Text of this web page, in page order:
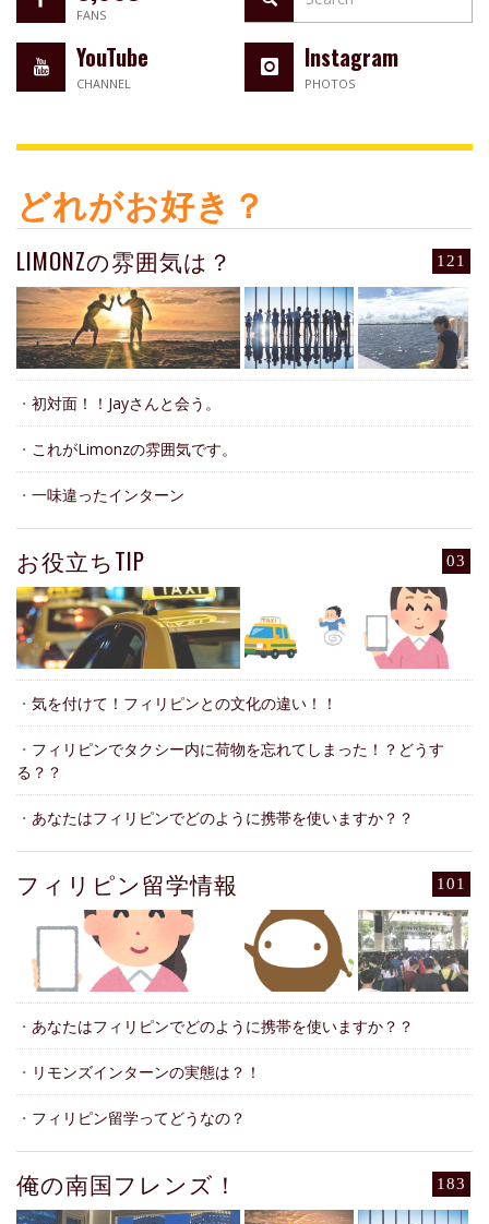
FANS
YouTube
CHANNEL
Instagram
PHOTOS
どれがお好き？
121
LIMONZの雰囲気は？
・ 初対面！！Jayさんと会う。
・ これがLimonzの雰囲気です。
・ 一味違ったインターン
03
お役立ちTIP
・ 気を付けて！フィリピンとの文化の違い！！
・ フィリピンでタクシー内に荷物を忘れてしまった！？どうす
る？？
・ あなたはフィリピンでどのように携帯を使いますか？？
101
フィリピン留学情報
・ あなたはフィリピンでどのように携帯を使いますか？？
・ リモンズインターンの実態は？！
・ フィリピン留学ってどうなの？
183
俺の南国フレンズ！